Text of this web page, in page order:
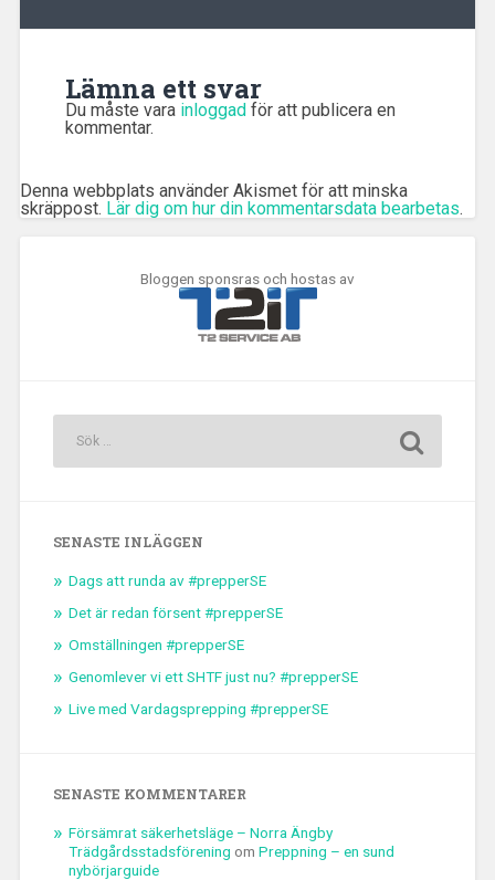
Lämna ett svar
Du måste vara inloggad för att publicera en
kommentar.
Denna webbplats använder Akismet för att minska
skräppost. Lär dig om hur din kommentarsdata bearbetas.
Bloggen sponsras och hostas av
SENASTE INLÄGGEN
Dags att runda av #prepperSE
Det är redan försent #prepperSE
Omställningen #prepperSE
Genomlever vi ett SHTF just nu? #prepperSE
Live med Vardagsprepping #prepperSE
SENASTE KOMMENTARER
Försämrat säkerhetsläge – Norra Ängby
Trädgårdsstadsförening om Preppning – en sund
nybörjarguide